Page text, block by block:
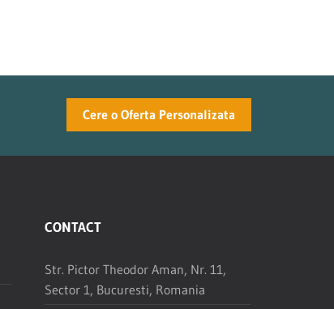
Cere o Oferta Personalizata
CONTACT
Str. Pictor Theodor Aman, Nr. 11,
Sector 1, Bucuresti, Romania